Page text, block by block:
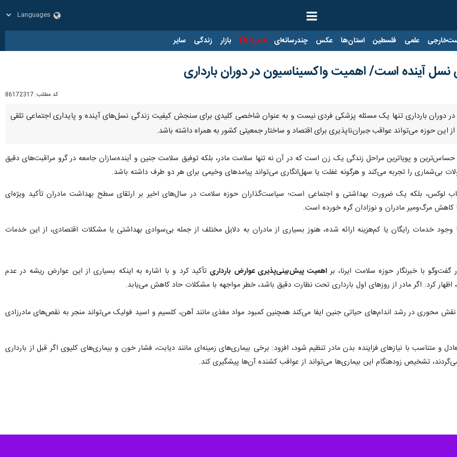
علمی فلسطین استان‌ها عکس چندرسانه‌ای ایرنا TV بازار زندگی سایر
آینده است/ اهمیت واکسیناسیون در دوران بارداری
کد مطلب: 86172317